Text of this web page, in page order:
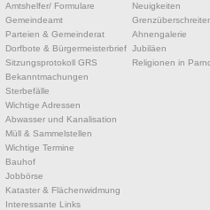
Amtshelfer/ Formulare
Gemeindeamt
Parteien & Gemeinderat
Dorfbote & Bürgermeisterbrief
Sitzungsprotokoll GRS
Bekanntmachungen
Sterbefälle
Wichtige Adressen
Abwasser und Kanalisation
Müll & Sammelstellen
Wichtige Termine
Bauhof
Jobbörse
Kataster & Flächenwidmung
Interessante Links
Neuigkeiten
Ahnengalerie
Jubiläen
Religionen in